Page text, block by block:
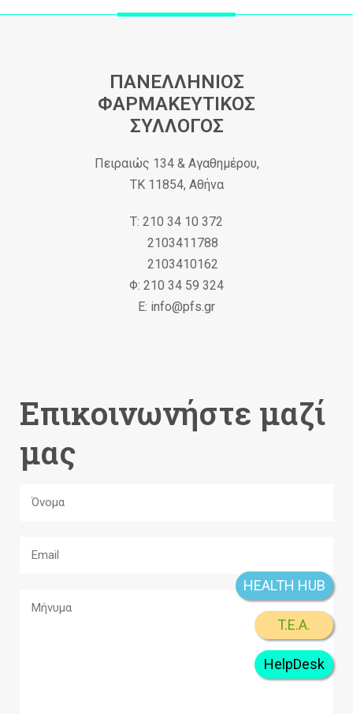
ΠΑΝΕΛΛΗΝΙΟΣ
ΦΑΡΜΑΚΕΥΤΙΚΟΣ
ΣΥΛΛΟΓΟΣ
Πειραιώς 134 & Αγαθημέρου,
ΤΚ 11854, Αθήνα
Τ: 210 34 10 372
2103411788
2103410162
Φ: 210 34 59 324
Ε: info@pfs.gr
Επικοινωνήστε μαζί
μας
HelpDesk
T.E.A.
HEALTH HUB